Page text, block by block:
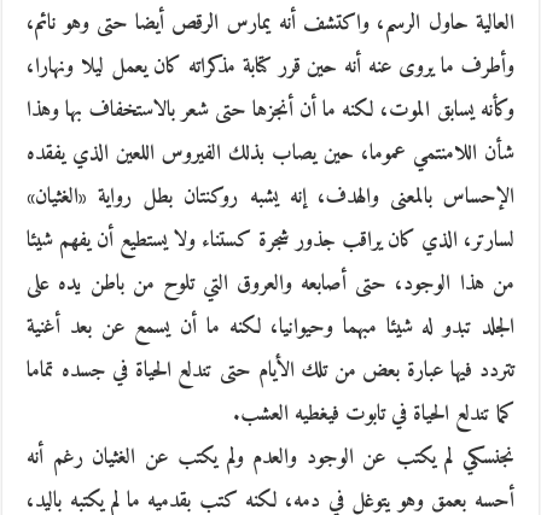
العالية حاول الرسم، واكتشف أنه يمارس الرقص أيضا حتى وهو نائم،
وأطرف ما يروى عنه أنه حين قرر كتابة مذكراته كان يعمل ليلا ونهارا،
وكأنه يسابق الموت، لكنه ما أن أنجزها حتى شعر بالاستخفاف بها وهذا
شأن اللامنتمي عموما، حين يصاب بذلك الفيروس اللعين الذي يفقده
الإحساس بالمعنى والهدف، إنه يشبه روكنتان بطل رواية «الغثيان»
لسارتر، الذي كان يراقب جذور شجرة كستناء ولا يستطيع أن يفهم شيئا
من هذا الوجود، حتى أصابعه والعروق التي تلوح من باطن يده على
الجلد تبدو له شيئا مبهما وحيوانيا، لكنه ما أن يسمع عن بعد أغنية
تتردد فيها عبارة بعض من تلك الأيام حتى تندلع الحياة في جسده تماما
كما تندلع الحياة في تابوت فيغطيه العشب.
نجنسكي لم يكتب عن الوجود والعدم ولم يكتب عن الغثيان رغم أنه
أحسه بعمق وهو يتوغل في دمه، لكنه كتب بقدميه ما لم يكتبه باليد،